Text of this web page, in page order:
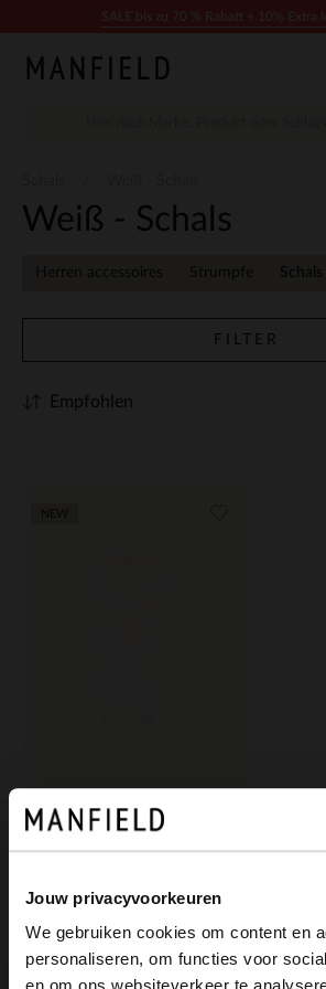
Jouw privacyvoorkeuren
We gebruiken cookies om content en
personaliseren, om functies voor
Weiß - Schals
Herren accessoires Strumpfe Schals
FILTER
Empfohlen
Manfield
Weißer Spitzen-Schal